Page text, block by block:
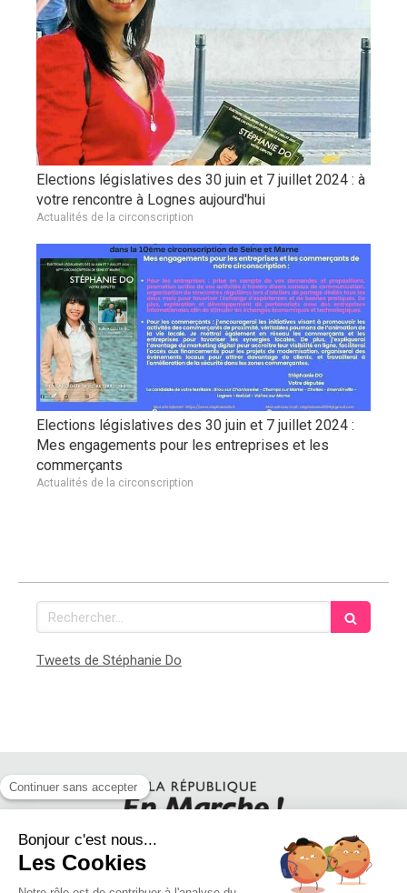
Elections législatives des 30 juin et 7 juillet 2024 : à
votre rencontre à Lognes aujourd'hui
Actualités de la circonscription
Elections législatives des 30 juin et 7 juillet 2024 :
Mes engagements pour les entreprises et les
commerçants
Actualités de la circonscription
Rechercher
Tweets de Stéphanie Do
SUIVEZ STEPHANIE DO SUR LES RESEAUX SOCIAUX